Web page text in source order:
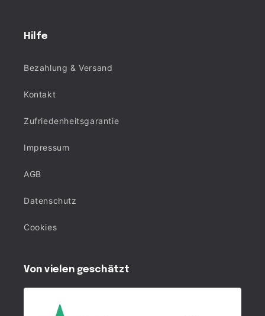
Hilfe
Bezahlung & Versand
Kontakt
Zufriedenheitsgarantie
Impressum
AGB
Datenschutz
Cookies
Von vielen geschätzt